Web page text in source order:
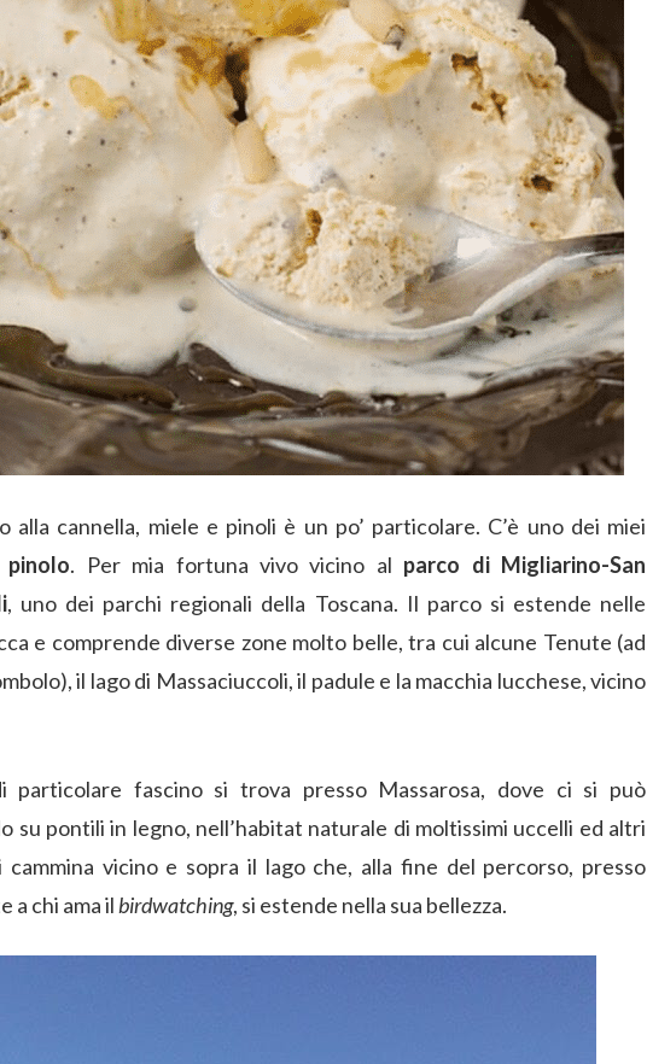
cannella, miele e pinoli è un po’ particolare. C’è uno dei miei
pinolo. Per mia fortuna vivo vicino al parco di Migliarino-San
, uno dei parchi regionali della Toscana. Il parco si estende nelle
e comprende diverse zone molto belle, tra cui alcune Tenute (ad
il lago di Massaciuccoli, il padule e la macchia lucchese, vicino
particolare fascino si trova presso Massarosa, dove ci si può
su pontili in legno, nell’habitat naturale di moltissimi uccelli ed altri
cammina vicino e sopra il lago che, alla fine del percorso, presso
a chi ama il birdwatching, si estende nella sua bellezza.